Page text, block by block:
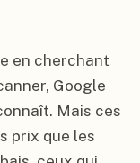
en cherchant
Google
Mais ces
prix que les